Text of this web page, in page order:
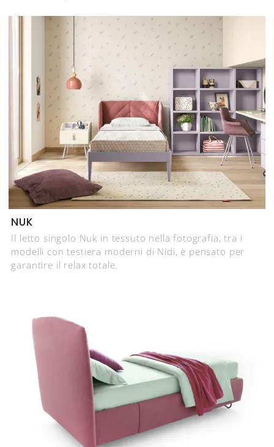
NUK
Il letto singolo Nuk in tessuto nella fotografia, tra i
modelli con testiera moderni di Nidi, è pensato per
garantire il relax totale.